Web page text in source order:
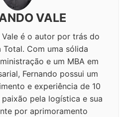
VALE
Vale é o autor por trás do
Com uma sólida
e um MBA em
Fernando possui um
e experiência de 10
paixão pela logística e sua
por aprimoramento